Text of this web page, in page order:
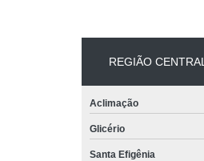
REGIÃO CENTRAL
Aclimação
Glicério
Santa Efigênia